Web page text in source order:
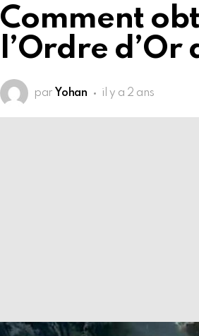
Comment
l’Ordre d’Or
par Yohan il y a 2 ans